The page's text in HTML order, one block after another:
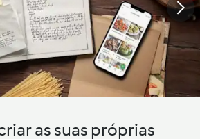
as suas próprias